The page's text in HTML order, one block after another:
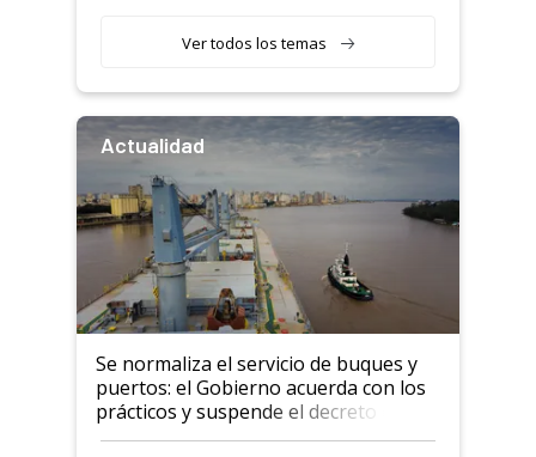
Ver todos los temas
Actualidad
Se normaliza el servicio de buques y
puertos: el Gobierno acuerda con los
prácticos y suspende el decreto de
desregulación